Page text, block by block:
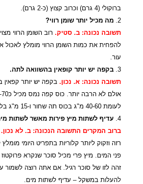
ברוקולי (4 גרם) וכרוב קצוץ (כ-2 גרם).
2. מה מכיל יותר שומן רווי?
תשובה נכונה: ב. סטיק.רוב השומן הרווי
להפחית את כמות השומן הרווי מומלץ
עור.
3. בקפה יש יותר קופאין בהשוואה לתה.
תשובה נכונה: א. נכון.בקפה יש יותר קפאין
לעומת 40-60 מ"ג בכוס תה שחור ו-15 מ"ג בלבד בכוס תה ירוק.
4. עדיף לשתות מיץ פירות מאשר לשתות
ברוב המקרים התשובה הנכונה: ב. לא נכון.
רזה וזקוק ליותר קלוריות בתפריט היומי
פני המים. מיץ פרי מכיל סוכר שנקרא פרוקטוז
זהה לזו של סוכר רגיל. אם אתה רוצה לשמור
להעלות במשקל – עדיף לשתות מים.